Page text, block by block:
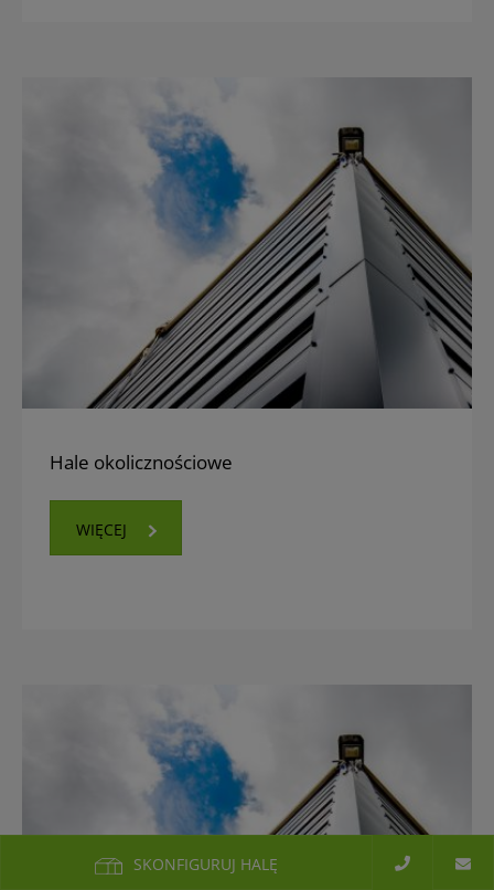
SKONFIGURUJ HALĘ
Hale okolicznościowe
WIĘCEJ